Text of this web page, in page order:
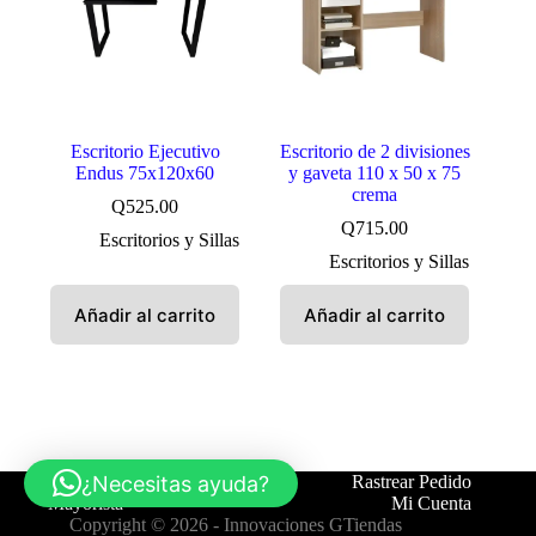
Escritorio Ejecutivo
Endus 75x120x60
Q525.00
Escritorios y Sillas
Añadir al carrito
Escritorio de 2 divisiones
y gaveta 110 x 50 x 75
crema
Q715.00
Escritorios y Sillas
Añadir al carrito
Tienda Contáctanos
Rastrear Pedido
Mayorista
Mi Cuenta
Copyright © 2026 - Innovaciones GTiendas
¿Necesitas ayuda?